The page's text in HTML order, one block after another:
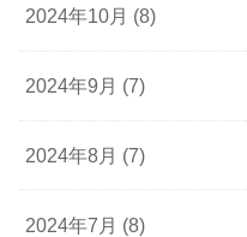
2024年10月 (8)
2024年9月 (7)
2024年8月 (7)
2024年7月 (8)